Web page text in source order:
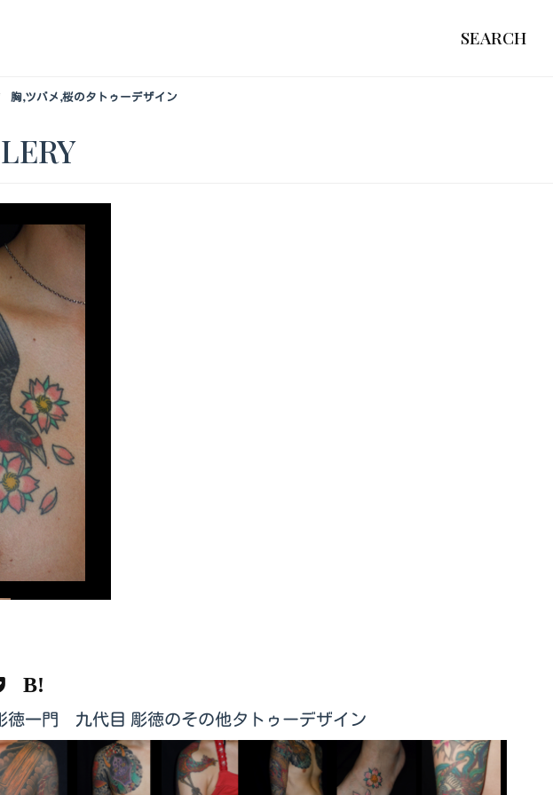
SEARCH
胸,ツバメ,桜のタトゥーデザイン
一門 九代目 彫徳のその他タトゥーデザイン